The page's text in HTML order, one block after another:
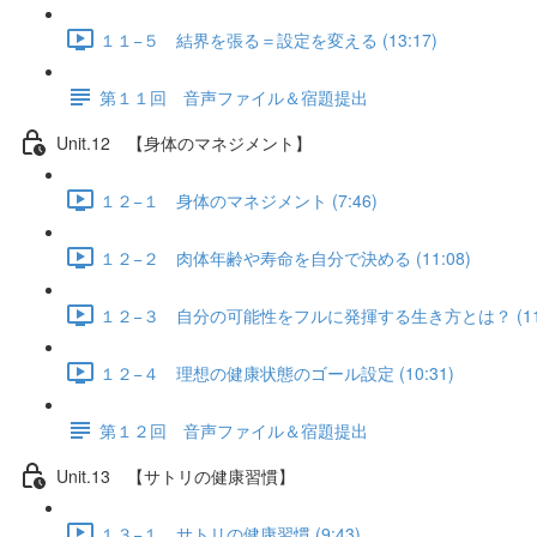
１１−５ 結界を張る＝設定を変える (13:17)
第１１回 音声ファイル＆宿題提出
Unit.12 【身体のマネジメント】
１２−１ 身体のマネジメント (7:46)
１２−２ 肉体年齢や寿命を自分で決める (11:08)
１２−３ 自分の可能性をフルに発揮する生き方とは？
１２−４ 理想の健康状態のゴール設定 (10:31)
第１２回 音声ファイル＆宿題提出
Unit.13 【サトリの健康習慣】